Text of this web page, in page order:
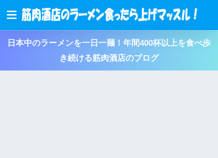
日本中のラーメンを一日一麺！年間400杯以上を食べ歩
き続ける筋肉酒店のブログ